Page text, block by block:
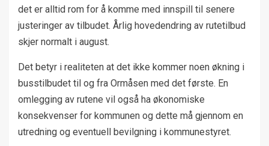
det er alltid rom for å komme med innspill til senere
justeringer av tilbudet. Årlig hovedendring av rutetilbud
skjer normalt i august.
Det betyr i realiteten at det ikke kommer noen økning i
busstilbudet til og fra Ormåsen med det første. En
omlegging av rutene vil også ha økonomiske
konsekvenser for kommunen og dette må gjennom en
utredning og eventuell bevilgning i kommunestyret.